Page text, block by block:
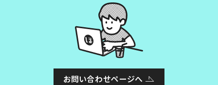
お問い合わせページへ